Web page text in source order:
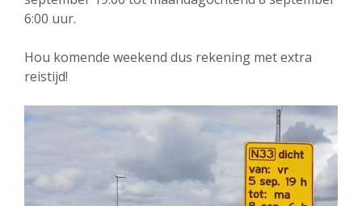
6:00 uur.
Hou komende weekend dus rekening met extra
reistijd!